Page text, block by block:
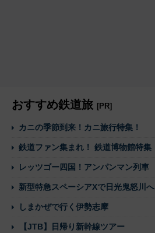
おすすめ鉄道旅 [PR]
カニの季節到来！カニ旅行特集！
鉄道ファン集まれ！ 鉄道博物館特集
レッツゴー四国！アンパンマン列車
新型特急スペーシアXで日光鬼怒川へ
しまかぜで行く伊勢志摩
【JTB】日帰り新幹線ツアー